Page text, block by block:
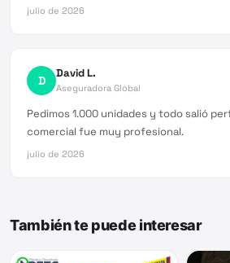
julio de 2026
D David L.
Aseguradora Global
Pedimos 1.000 unidades y todo salió
comercial fue muy profesional.
julio de 2026
También te puede interesar